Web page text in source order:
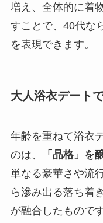
増え、全体的に着
すことで、40代な
を表現できます。
大人浴衣デート
年齢を重ねて浴衣
のは、
「品格」を
単なる豪華さや流
ら滲み出る落ち着
が融合したもので